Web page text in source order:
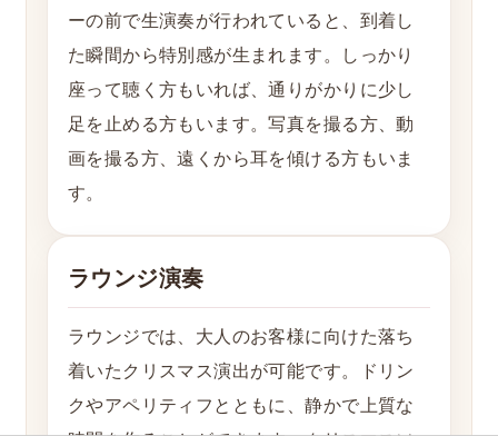
ーの前で生演奏が行われていると、到着し
た瞬間から特別感が生まれます。しっかり
座って聴く方もいれば、通りがかりに少し
足を止める方もいます。写真を撮る方、動
画を撮る方、遠くから耳を傾ける方もいま
す。
ラウンジ演奏
ラウンジでは、大人のお客様に向けた落ち
着いたクリスマス演出が可能です。ドリン
クやアペリティフとともに、静かで上質な